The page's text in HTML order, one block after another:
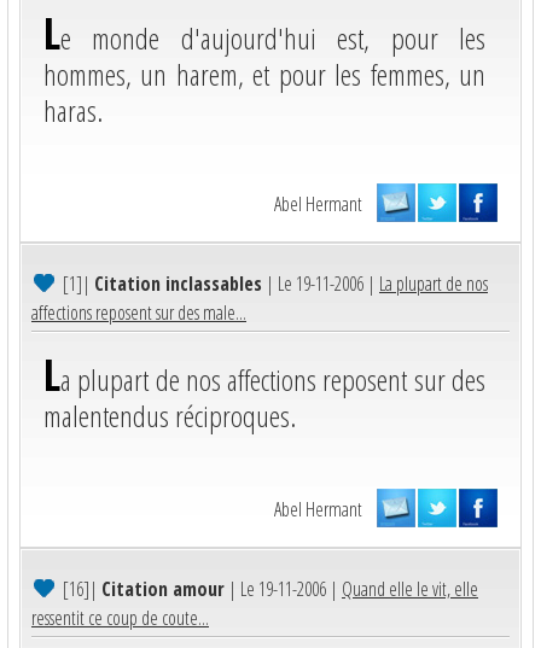
Le monde d'aujourd'hui est, pour les
hommes, un harem, et pour les femmes, un
haras.
Abel Hermant
[1]| Citation inclassables | Le 19-11-2006 | La plupart de nos
affections reposent sur des male...
La plupart de nos affections reposent sur des
malentendus réciproques.
Abel Hermant
[16]| Citation amour | Le 19-11-2006 | Quand elle le vit, elle
ressentit ce coup de coute...